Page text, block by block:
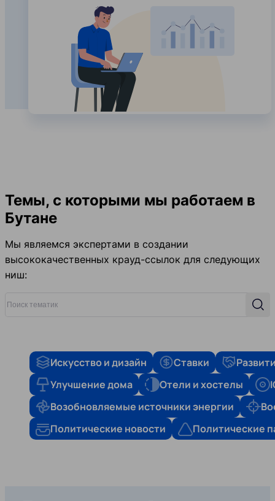
Темы, с которыми мы работаем в
Бутане
Мы являемся экспертами в создании
высококачественных крауд-ссылок для следующих
ниш:
Искусство и дизайн Ставки
Улучшение дома
Отели и хостелы
Возобновляемые источники энергии
Политические новости
Политические